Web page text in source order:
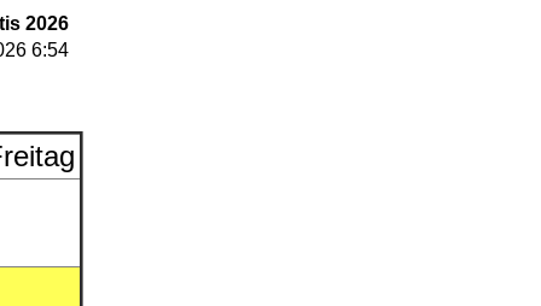
2026
6:54